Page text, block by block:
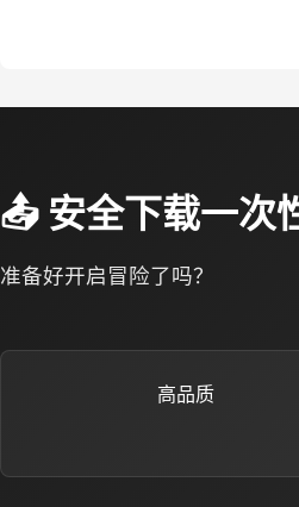
📤 安全下载一次
准备好开启冒险了吗？
高品质